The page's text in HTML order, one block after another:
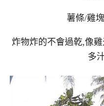
薯條/雞
炸物炸的不會過乾,像
多